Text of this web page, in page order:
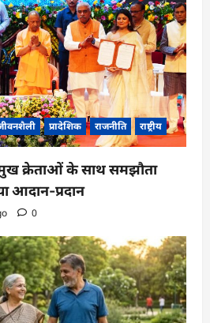
प्रादेशिक राजनीति राष्ट्रीय
क्रेताओं के साथ समझौता
आदान-प्रदान
0